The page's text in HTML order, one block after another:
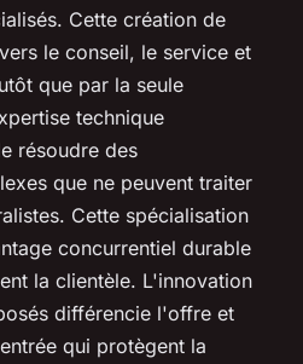
Cette création de
le conseil, le service et
que par la seule
technique
résoudre des
que ne peuvent traiter
Cette spécialisation
concurrentiel durable
la clientèle. L'innovation
différencie l'offre et
qui protègent la